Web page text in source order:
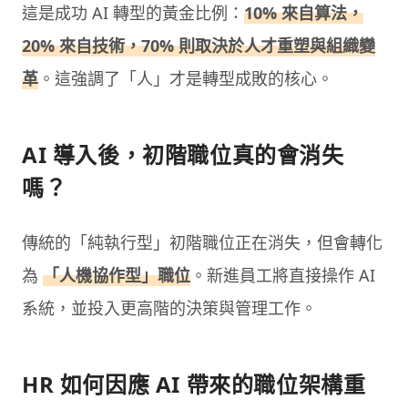
這是成功 AI 轉型的黃金比例： 10% 來自算法，
20% 來自技術，70% 則取決於人才重塑與組織變
革 。這強調了「人」才是轉型成敗的核心。
AI 導入後，初階職位真的會消失
嗎？
傳統的「純執行型」初階職位正在消失，但會轉化
為 「人機協作型」職位 。新進員工將直接操作 AI
系統，並投入更高階的決策與管理工作。
HR 如何因應 AI 帶來的職位架構重